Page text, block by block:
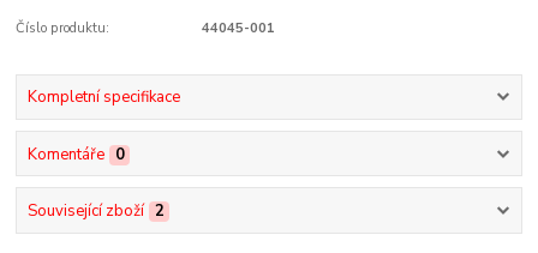
Číslo produktu: 44045-001
Kompletní specifikace
Komentáře 0
Související zboží 2